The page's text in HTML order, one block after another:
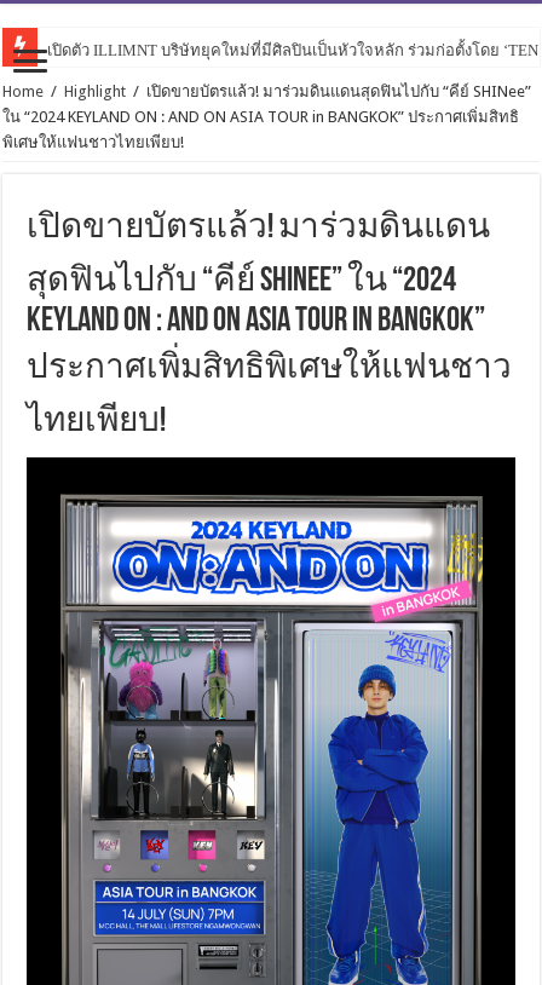
เปิดตัว ILLIMNT บริษัทยุคใหม่ที่มีศิลปินเป็นหัวใจหลัก ร่วมก่อตั้งโดย
Home / Highlight / เปิดขายบัตรแล้ว! มาร่วมดินแดนสุดฟินไปกับ “คีย์ SHINee”
ใน “2024 KEYLAND ON : AND ON ASIA TOUR in BANGKOK” ประกาศเพิ่มสิทธิ
พิเศษให้แฟนชาวไทยเพียบ!
เปิดขายบัตรแล้ว! มาร่วมดินแดน
สุดฟินไปกับ “คีย์ SHINee” ใน “2024
KEYLAND ON : AND ON ASIA TOUR in BANGKOK”
ประกาศเพิ่มสิทธิพิเศษให้แฟนชาว
ไทยเพียบ!